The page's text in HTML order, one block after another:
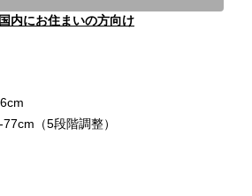
内にお住まいの方向け
（5段階調整）